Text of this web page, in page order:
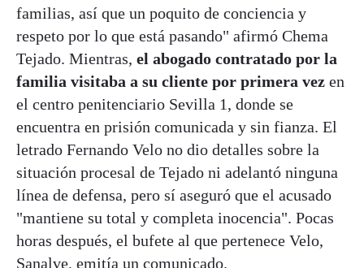
familias, así que un poquito de conciencia y
respeto por lo que está pasando" afirmó Chema
Tejado. Mientras, el abogado contratado por la
familia visitaba a su cliente por primera vez en
el centro penitenciario Sevilla 1, donde se
encuentra en prisión comunicada y sin fianza. El
letrado Fernando Velo no dio detalles sobre la
situación procesal de Tejado ni adelantó ninguna
línea de defensa, pero sí aseguró que el acusado
"mantiene su total y completa inocencia". Pocas
horas después, el bufete al que pertenece Velo,
Sanalve, emitía un comunicado.